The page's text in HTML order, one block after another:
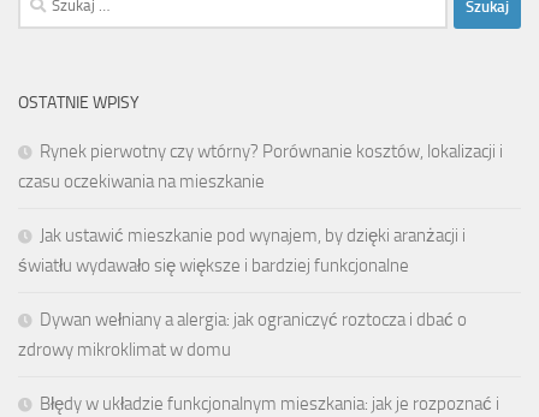
OSTATNIE WPISY
Rynek pierwotny czy wtórny? Porównanie kosztów, lokalizacji i
czasu oczekiwania na mieszkanie
Jak ustawić mieszkanie pod wynajem, by dzięki aranżacji i
światłu wydawało się większe i bardziej funkcjonalne
Dywan wełniany a alergia: jak ograniczyć roztocza i dbać o
zdrowy mikroklimat w domu
Błędy w układzie funkcjonalnym mieszkania: jak je rozpoznać i